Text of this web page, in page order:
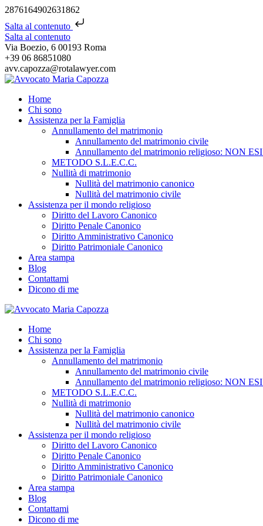
2876164902631862
Salta al contenuto
Salta al contenuto
Via Boezio, 6 00193 Roma
+39 06 86851080
avv.capozza@rotalawyer.com
Home
Chi sono
Assistenza per la Famiglia
Annullamento del matrimonio
Annullamento del matrimonio civile
Annullamento del matrimonio religioso: NON
METODO S.L.E.C.C.
Nullità di matrimonio
Nullità del matrimonio canonico
Nullità del matrimonio civile
Assistenza per il mondo religioso
Diritto del Lavoro Canonico
Diritto Penale Canonico
Diritto Amministrativo Canonico
Diritto Patrimoniale Canonico
Area stampa
Blog
Contattami
Dicono di me
Home
Chi sono
Assistenza per la Famiglia
Annullamento del matrimonio
Annullamento del matrimonio civile
Annullamento del matrimonio religioso: NON
METODO S.L.E.C.C.
Nullità di matrimonio
Nullità del matrimonio canonico
Nullità del matrimonio civile
Assistenza per il mondo religioso
Diritto del Lavoro Canonico
Diritto Penale Canonico
Diritto Amministrativo Canonico
Diritto Patrimoniale Canonico
Area stampa
Blog
Contattami
Dicono di me